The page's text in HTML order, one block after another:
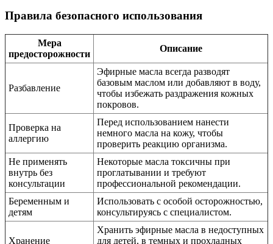
Правила безопасного использования
Мера
предосторожности
Описание
Разбавление
Эфирные масла всегда разводят
базовым маслом или добавляют в воду,
чтобы избежать раздражения кожных
покровов.
Проверка на
аллергию
Перед использованием нанести
немного масла на кожу, чтобы
проверить реакцию организма.
Не применять
внутрь без
консультации
Некоторые масла токсичны при
проглатывании и требуют
профессиональной рекомендации.
Беременным и
детям
Использовать с особой осторожностью,
консультируясь с специалистом.
Хранение
Хранить эфирные масла в недоступных
для детей, в темных и прохладных